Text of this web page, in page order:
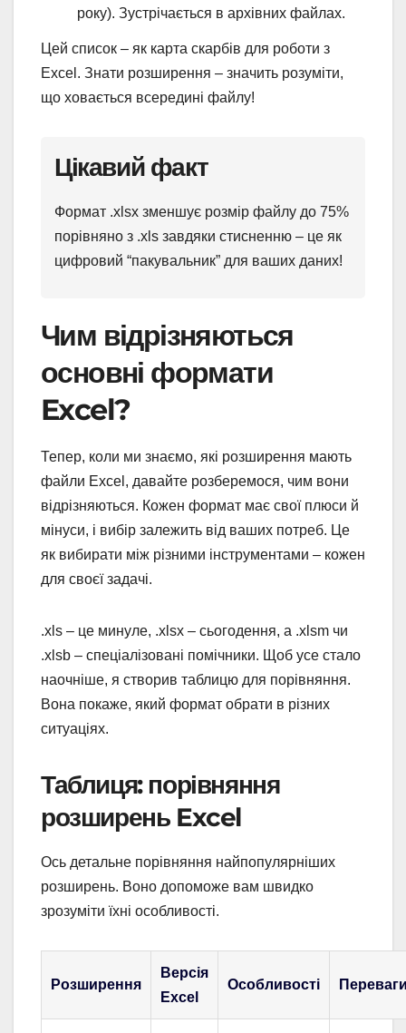
року). Зустрічається в архівних файлах.
Цей список – як карта скарбів для роботи з
Excel. Знати розширення – значить розуміти,
що ховається всередині файлу!
Цікавий факт
Формат .xlsx зменшує розмір файлу до 75%
порівняно з .xls завдяки стисненню – це як
цифровий “пакувальник” для ваших даних!
Чим відрізняються
основні формати
Excel?
Тепер, коли ми знаємо, які розширення мають
файли Excel, давайте розберемося, чим вони
відрізняються. Кожен формат має свої плюси й
мінуси, і вибір залежить від ваших потреб. Це
як вибирати між різними інструментами – кожен
для своєї задачі.
.xls – це минуле, .xlsx – сьогодення, а .xlsm чи
.xlsb – спеціалізовані помічники. Щоб усе стало
наочніше, я створив таблицю для порівняння.
Вона покаже, який формат обрати в різних
ситуаціях.
Таблиця: порівняння
розширень Excel
Ось детальне порівняння найпопулярніших
розширень. Воно допоможе вам швидко
зрозуміти їхні особливості.
Розширення
Версія
Excel
Особливості